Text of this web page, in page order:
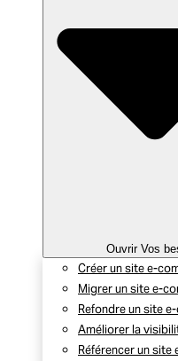
Ouvrir Vos
Créer un site e-
Migrer un site e-
Refondre un site
Améliorer la
Référencer un site